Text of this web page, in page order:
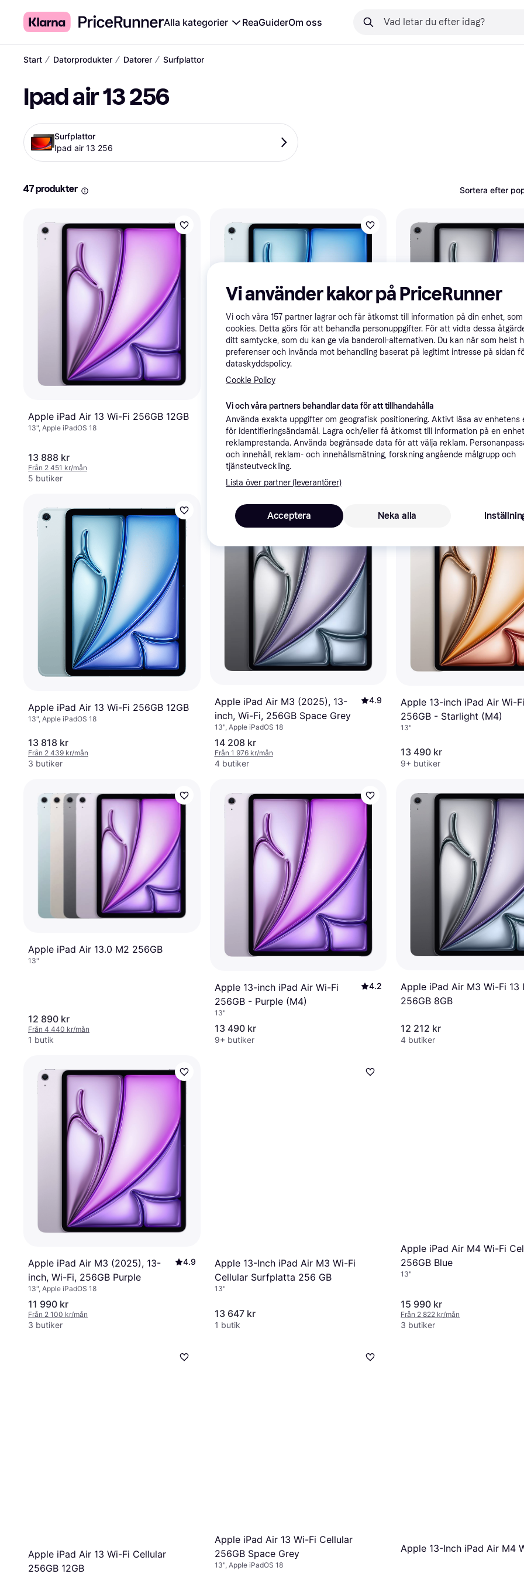
Alla kategorier ReaGuiderOm oss
Start ∕ Datorprodukter ∕ Datorer ∕ Surfplattor
Ipad air 13 256
Surfplattor
Ipad air 13 256
47 produkter Sortera efter
Apple iPad Air 13 Wi-Fi 256GB 12GB
13", Apple iPadOS 18
13 888 kr
Från 2 451 kr/mån
5 butiker
Apple 13-inch iPad Air Wi-Fi
256GB - Blue (M4)
4.2
12 990 kr13 819 kr
Från 2 293 kr/mån
9+ butiker
Apple 13-inch iPad Air Wi-
256GB - Space Gray (M4)
13"
12 990 kr
Apple iPad Air 13 Wi-Fi 256GB 12GB
13", Apple iPadOS 18
13 818 kr
Från 2 439 kr/mån
3 butiker
Apple iPad Air M3 (2025), 13-
inch, Wi-Fi, 256GB Space Grey
4.9
13", Apple iPadOS 18
14 208 kr
Från 1 976 kr/mån
4 butiker
Apple 13-inch iPad Air Wi-
256GB - Starlight (M4)
13"
13 490 kr
9+ butiker
Apple iPad Air 13.0 M2 256GB
13"
12 890 kr
Från 4 440 kr/mån
1 butik
Apple 13-inch iPad Air Wi-Fi
256GB - Purple (M4)
4.2
13"
13 490 kr
9+ butiker
Apple iPad Air M3 Wi-Fi 13
256GB 8GB
12 212 kr
4 butiker
Apple iPad Air M3 (2025), 13-
inch, Wi-Fi, 256GB Purple
4.9
13", Apple iPadOS 18
11 990 kr
Från 2 100 kr/mån
3 butiker
Apple 13-Inch iPad Air M3 Wi-Fi
Cellular Surfplatta 256 GB
13"
13 647 kr
1 butik
Apple iPad Air M4 Wi-Fi
256GB Blue
13"
15 990 kr
Från 2 822 kr/mån
3 butiker
Apple iPad Air 13 Wi-Fi Cellular
256GB 12GB
Apple iPad Air 13 Wi-Fi Cellular
256GB Space Grey
13", Apple iPadOS 18
Apple 13-Inch iPad Air M4
Vi använder kakor på PriceRunner
Vi och våra 157 partner lagrar och får åtkomst till information på din enhet,
cookies. Detta görs för att behandla personuppgifter. För att vidta dessa
ditt samtycke, som du kan ge via banderoll-alternativen. Du kan när som helst
preferenser och invända mot behandling baserat på legitimt intresse på sidan
dataskyddspolicy.
Cookie Policy
Vi och våra partners behandlar data för att tillhandahålla
Använda exakta uppgifter om geografisk positionering. Aktivt läsa av enhetens
för identifieringsändamål. Lagra och/eller få åtkomst till information på en
reklamprestanda. Använda begränsade data för att välja reklam.
och innehåll, reklam- och innehållsmätning, forskning angående målgrupp och
tjänsteutveckling.
Lista över partner (leverantörer)
Neka alla
Acceptera